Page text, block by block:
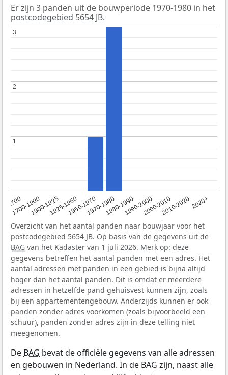
Er zijn 3 panden uit de bouwperiode 1970-1980 in het
postcodegebied 5654 JB.
<1700
1700-19001900-19251925-19501950-19701970-19801980-19901990-20002000-20102010-20202020+
1
1
2
2
3
3
Overzicht van het aantal panden naar bouwjaar voor het
postcodegebied 5654 JB. Op basis van de gegevens uit de
BAG van het Kadaster van 1 juli 2026. Merk op: deze
gegevens betreffen het aantal panden met een adres. Het
aantal adressen met panden in een gebied is bijna altijd
hoger dan het aantal panden. Dit is omdat er meerdere
adressen in hetzelfde pand gehuisvest kunnen zijn, zoals
bij een appartementengebouw. Anderzijds kunnen er ook
panden zonder adres voorkomen (zoals bijvoorbeeld een
schuur), panden zonder adres zijn in deze telling niet
meegenomen.
De BAG bevat de officiële gegevens van alle adressen
en gebouwen in Nederland. In de BAG zijn, naast alle